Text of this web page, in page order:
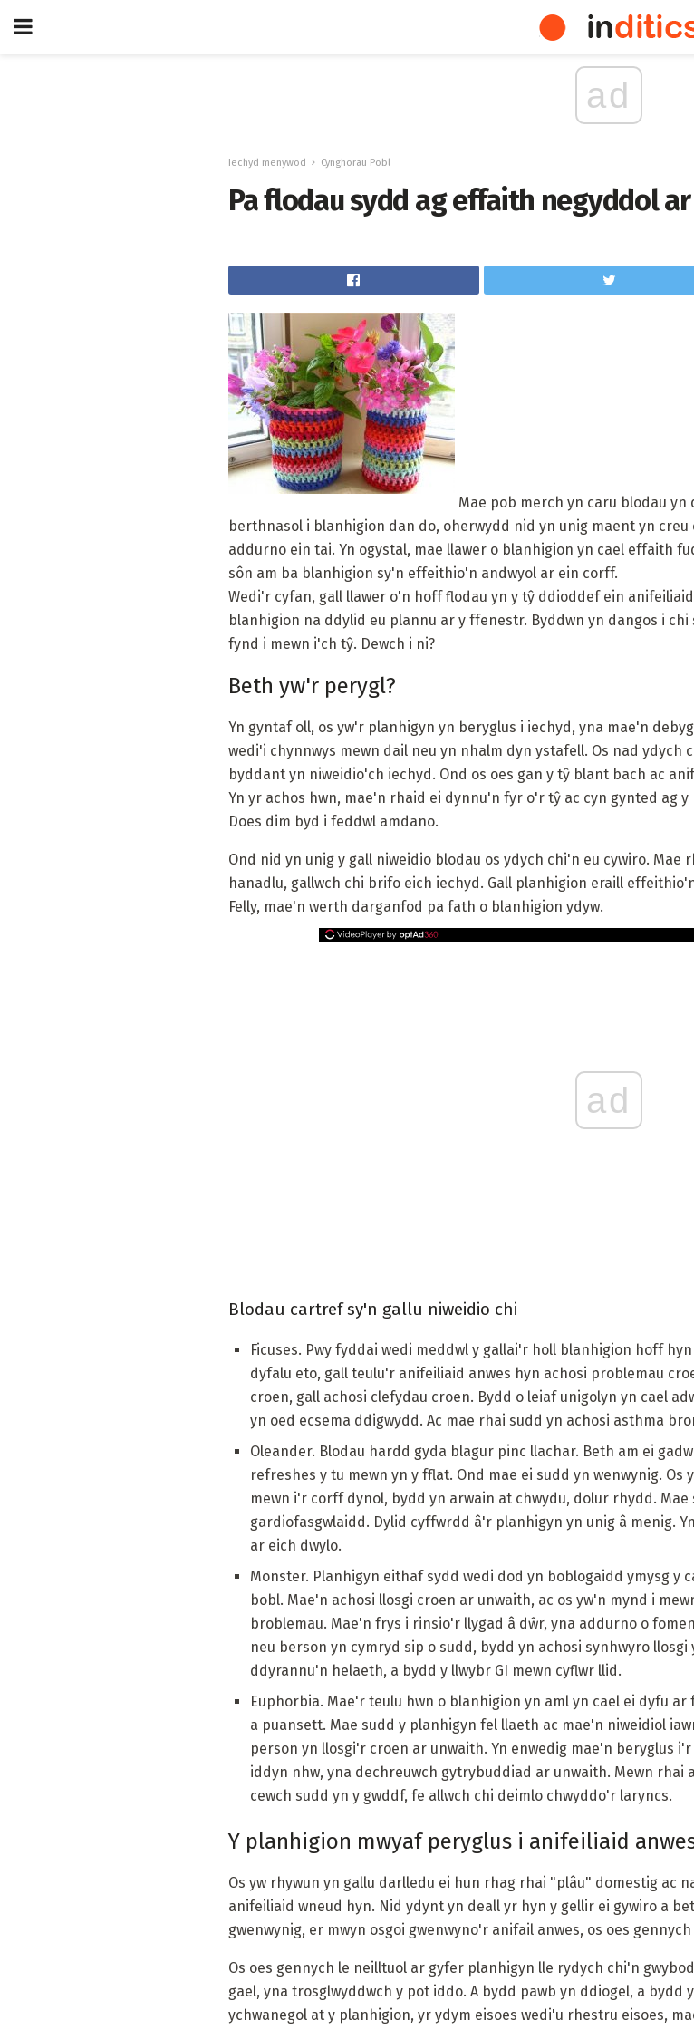
ad
Iechyd menywod Cynghorau Pobl
Pa flodau sydd ag effaith negyddol
Mae pob merch yn caru blodau
berthnasol i blanhigion dan do, oherwydd nid yn unig maent yn
addurno ein tai. Yn ogystal, mae llawer o blanhigion yn cael effaith
sôn am ba blanhigion sy'n effeithio'n andwyol ar ein corff.
Wedi'r cyfan, gall llawer o'n hoff flodau yn y tŷ ddioddef ein
blanhigion na ddylid eu plannu ar y ffenestr. Byddwn yn dangos i
fynd i mewn i'ch tŷ. Dewch i ni?
Beth yw'r perygl?
Yn gyntaf oll, os yw'r planhigyn yn beryglus i iechyd, yna mae'n
wedi'i chynnwys mewn dail neu yn nhalm dyn ystafell. Os nad ydych
byddant yn niweidio'ch iechyd. Ond os oes gan y tŷ blant bach ac
Yn yr achos hwn, mae'n rhaid ei dynnu'n fyr o'r tŷ ac cyn gynted ag
Does dim byd i feddwl amdano.
Ond nid yn unig y gall niweidio blodau os ydych chi'n eu cywiro. Mae
hanadlu, gallwch chi brifo eich iechyd. Gall planhigion eraill
Felly, mae'n werth darganfod pa fath o blanhigion ydyw.
ad
Blodau cartref sy'n gallu niweidio chi
Ficuses. Pwy fyddai wedi meddwl y gallai'r holl blanhigion hoff
dyfalu eto, gall teulu'r anifeiliaid anwes hyn achosi problemau
croen, gall achosi clefydau croen. Bydd o leiaf unigolyn yn cael
yn oed ecsema ddigwydd. Ac mae rhai sudd yn achosi asthma
Oleander. Blodau hardd gyda blagur pinc llachar. Beth am ei
refreshes y tu mewn yn y fflat. Ond mae ei sudd yn wenwynig. Os
mewn i'r corff dynol, bydd yn arwain at chwydu, dolur rhydd.
gardiofasgwlaidd. Dylid cyffwrdd â'r planhigyn yn unig â menig.
ar eich dwylo.
Monster. Planhigyn eithaf sydd wedi dod yn boblogaidd ymysg y
bobl. Mae'n achosi llosgi croen ar unwaith, ac os yw'n mynd i
broblemau. Mae'n frys i rinsio'r llygad â dŵr, yna addurno o
neu berson yn cymryd sip o sudd, bydd yn achosi synhwyro llosgi
ddyrannu'n helaeth, a bydd y llwybr GI mewn cyflwr llid.
Euphorbia. Mae'r teulu hwn o blanhigion yn aml yn cael ei dyfu
a puansett. Mae sudd y planhigyn fel llaeth ac mae'n niweidiol
person yn llosgi'r croen ar unwaith. Yn enwedig mae'n beryglus
iddyn nhw, yna dechreuwch gytrybuddiad ar unwaith. Mewn rhai
cewch sudd yn y gwddf, fe allwch chi deimlo chwyddo'r laryncs.
Y planhigion mwyaf peryglus i anifeiliaid
Os yw rhywun yn gallu darlledu ei hun rhag rhai "plâu" domestig ac
anifeiliaid wneud hyn. Nid ydynt yn deall yr hyn y gellir ei gywiro a
gwenwynig, er mwyn osgoi gwenwyno'r anifail anwes, os oes gennych
Os oes gennych le neilltuol ar gyfer planhigyn lle rydych chi'n
gael, yna trosglwyddwch y pot iddo. A bydd pawb yn ddiogel, a bydd
ychwanegol at y planhigion, yr ydym eisoes wedi'u rhestru eisoes,